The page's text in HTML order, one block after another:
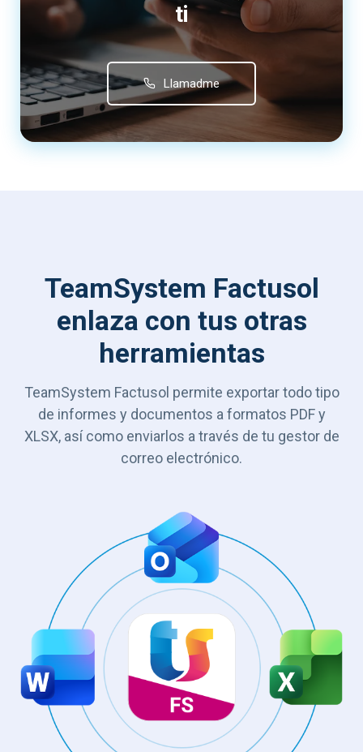
ti
Llamadme
TeamSystem Factusol
enlaza con tus otras
herramientas
TeamSystem Factusol permite exportar todo tipo
de informes y documentos a formatos PDF y
XLSX, así como enviarlos a través de tu gestor de
correo electrónico.